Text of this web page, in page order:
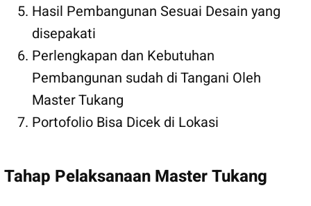
Hasil Pembangunan Sesuai Desain yang
disepakati
Perlengkapan dan Kebutuhan
Pembangunan sudah di Tangani Oleh
Master Tukang
Portofolio Bisa Dicek di Lokasi
Tahap Pelaksanaan Master Tukang